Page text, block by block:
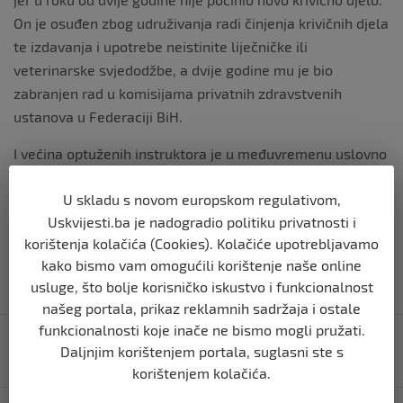
On je osuđen zbog udruživanja radi činjenja krivičnih djela
te izdavanja i upotrebe neistinite liječničke ili
veterinarske svjedodžbe, a dvije godine mu je bio
zabranjen rad u komisijama privatnih zdravstvenih
ustanova u Federaciji BiH.
I većina optuženih instruktora je u međuvremenu uslovno
optuženi ljekari su, prema riječima tužioca Tulića,
izdvojeni u poseban predmet koji čeka početak suđenja.
Navigacija
objava
Blinken pisao Konakoviću: Čović opstruiše Južnu
interkonekciju
U skladu s novom europskom regulativom,
Uskvijesti.ba je nadogradio politiku privatnosti i
korištenja kolačića (Cookies). Kolačiće upotrebljavamo
kako bismo vam omogućili korištenje naše online
usluge, što bolje korisničko iskustvo i funkcionalnost
našeg portala, prikaz reklamnih sadržaja i ostale
funkcionalnosti koje inače ne bismo mogli pružati.
Daljnjim korištenjem portala, suglasni ste s
korištenjem kolačića.